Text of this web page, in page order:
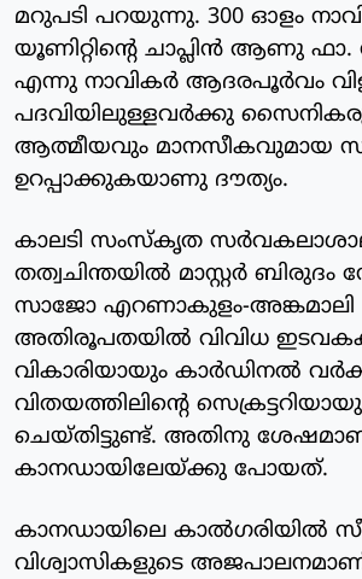
മറുപടി പറയുന്നു. 300 ഓളം
യൂണിറ്റിന്റെ ചാപ്ലിന്‍ ആണു ഫാ.
എന്നു നാവികര്‍ ആദരപൂര്‍വം
പദവിയിലുള്ളവര്‍ക്കു
ആത്മീയവും മാനസീകവുമായ
ഉറപ്പാക്കുകയാണു ദൗത്യം.
കാലടി സംസ്‌കൃത
തത്വചിന്തയില്‍ മാസ്റ്റര്‍ ബിരുദം
സാജോ എറണാകുളം-അങ്കമാലി
അതിരൂപതയില്‍ വിവിധ
വികാരിയായും കാര്‍ഡിനല്‍
വിതയത്തിലിന്റെ
ചെയ്തിട്ടുണ്ട്. അതിനു
കാനഡായിലേയ്ക്കു പോയത്.
കാനഡായിലെ കാല്‍ഗരിയില്‍
വിശ്വാസികളുടെ